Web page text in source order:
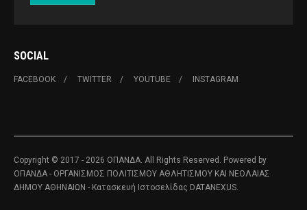
SOCIAL
FACEBOOK TWITTER YOUTUBE INSTAGRAM
Copyright © 2017 - 2026 ΟΠΑΝΔΑ. All Rights Reserved. Powered by
ΟΠΑΝΔΑ - ΟΡΓΑΝΙΣΜΟΣ ΠΟΛΙΤΙΣΜΟΥ ΑΘΛΗΤΙΣΜΟΥ ΚΑΙ ΝΕΟΛΑΙΑΣ
ΔΗΜΟΥ ΑΘΗΝΑΙΩΝ - Κατασκευή Ιστοσελίδας DATANEXUS.